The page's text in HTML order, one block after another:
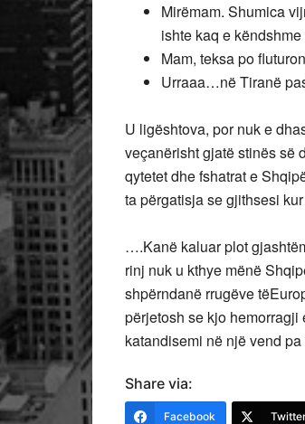
Mirëmam. Shumica
ishte kaq e
Mam, teksa po
Urraaa…në Tiranë
U ligështova, por nuk e
veçanërisht gjatë stinës së
qytetet dhe fshatrat e
ta përgatisja se gjithsesi
….Kanë kaluar plot
rinj nuk u kthye mënë
shpërndanë rrugëve
përjetosh se kjo
katandisemi në një vend
Share via:
Facebook